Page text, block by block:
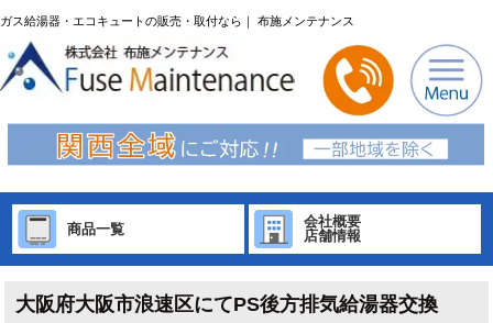
ガス給湯器・エコキュートの販売・取付なら｜ 布施メンテナンス
商品一覧
会社概要
店舗情報
大阪府大阪市浪速区にてPS後方排気給湯器交換